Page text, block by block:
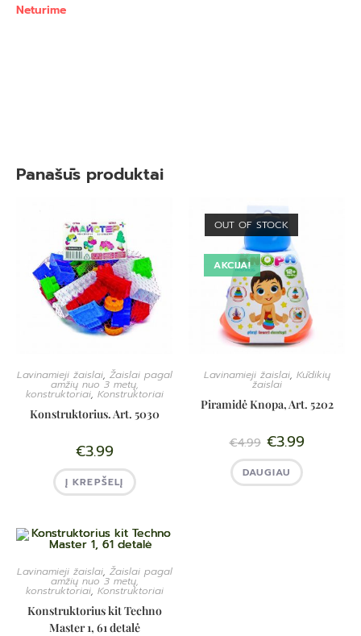
Neturime
Panašūs produktai
Lavinamieji žaislai, Žaislai pagal
amžių nuo 3 metų,
konstruktoriai, Konstruktoriai
Konstruktorius. Art. 5030
€3.99
Į KREPŠELĮ
OUT OF STOCK
AKCIJA!
Lavinamieji žaislai, Kūdikių
žaislai
Piramidė Knopa, Art. 5202
€4.99 €3.99
DAUGIAU
Lavinamieji žaislai, Žaislai pagal
amžių nuo 3 metų,
konstruktoriai, Konstruktoriai
Konstruktorius kit Techno
Master 1, 61 detalė